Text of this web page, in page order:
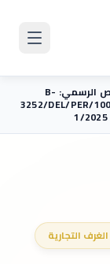
الترخيص الرسمي: B-
3252/DEL/PER/
1/2025
التجارية